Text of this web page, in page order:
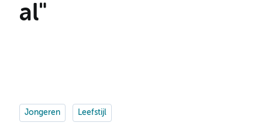
al"
Jongeren Leefstijl